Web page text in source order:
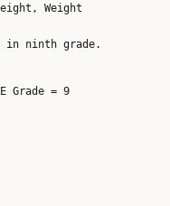
Weight
in ninth grade.